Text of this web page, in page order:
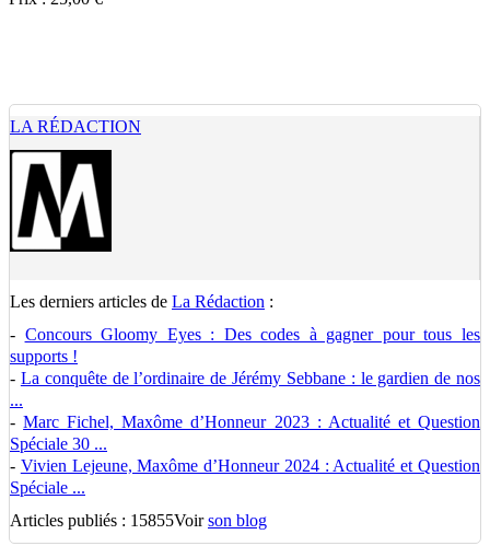
LA RÉDACTION
Les derniers articles de La Rédaction :
- Concours Gloomy Eyes : Des codes à gagner pour tous les
supports !
- La conquête de l’ordinaire de Jérémy Sebbane : le gardien de nos
...
-Marc Fichel, Maxôme d’Honneur 2023 : Actualité et Question
Spéciale 30 ...
- Vivien Lejeune, Maxôme d’Honneur 2024 : Actualité et Question
Spéciale ...
Articles publiés : 15855Voirson blog